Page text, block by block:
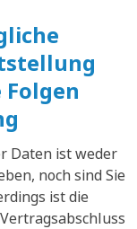
Daten ist weder
noch sind Sie
ist die